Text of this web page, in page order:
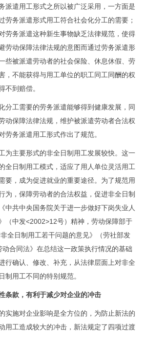
派遣用工形式之所以被广泛采用，一方面是
劳务派遣形式用工符合社会化分工的需要；
劳务派遣这种新生事物缺乏法律规范，使得
劳动保障法律法规的意图而通过劳务派遣形
些被派遣劳动者的社会保险、休息休假、劳
，不能获得与用工单位的职工同工同酬的权
不到赔偿。
工需要的劳务派遣能够得到健康发展，同
动保障法律法规，维护被派遣劳动者合法权
劳务派遣用工形式作出了规范。
主要形式的非全日制用工发展较快。这一
全日制用工模式，适应了用人单位灵活用工
要，成为促进就业的重要途径。为了规范用
为，保障劳动者的合法权益，促进非全日制
中共中央国务院关于进一步做好下岗失业人
（中发<2002>12号）精神，劳动保障部于
全日制用工若干问题的意见》（劳社部发
合同法》在总结这一政策执行情况的基础
行确认、修改、补充，从法律层面上对非全
制用工不同的特别规范。
条款，有利于减少对企业的冲击
施对企业影响是全方位的，为防止新法的
用工造成较大的冲击，新法规定了四项过渡